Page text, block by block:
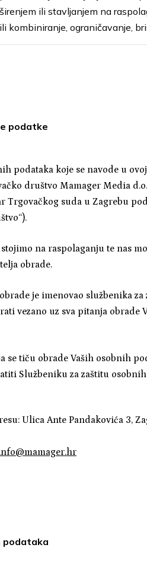
širenjem ili stavljanjem na
ili kombiniranje, ograničavanje,
podatke
podataka koje se navode u
društvo Mamager Media
Trgovačkog suda u Zagrebu
na raspolaganju te nas
obrade.
je imenovao službenika
vezano uz sva pitanja obrade
se tiču obrade Vaših osobnih
Službeniku za zaštitu
Ulica Ante Pandakovića 3,
podataka